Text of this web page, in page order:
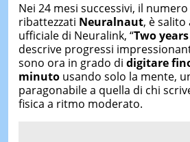
Nei 24 mesi successivi, il
ribattezzati Neuralnaut, è salito
ufficiale di Neuralink, “Two
descrive progressi
sono ora in grado di digitare
minutousando solo la mente,
paragonabile a quella di chi
fisica a ritmo moderato.